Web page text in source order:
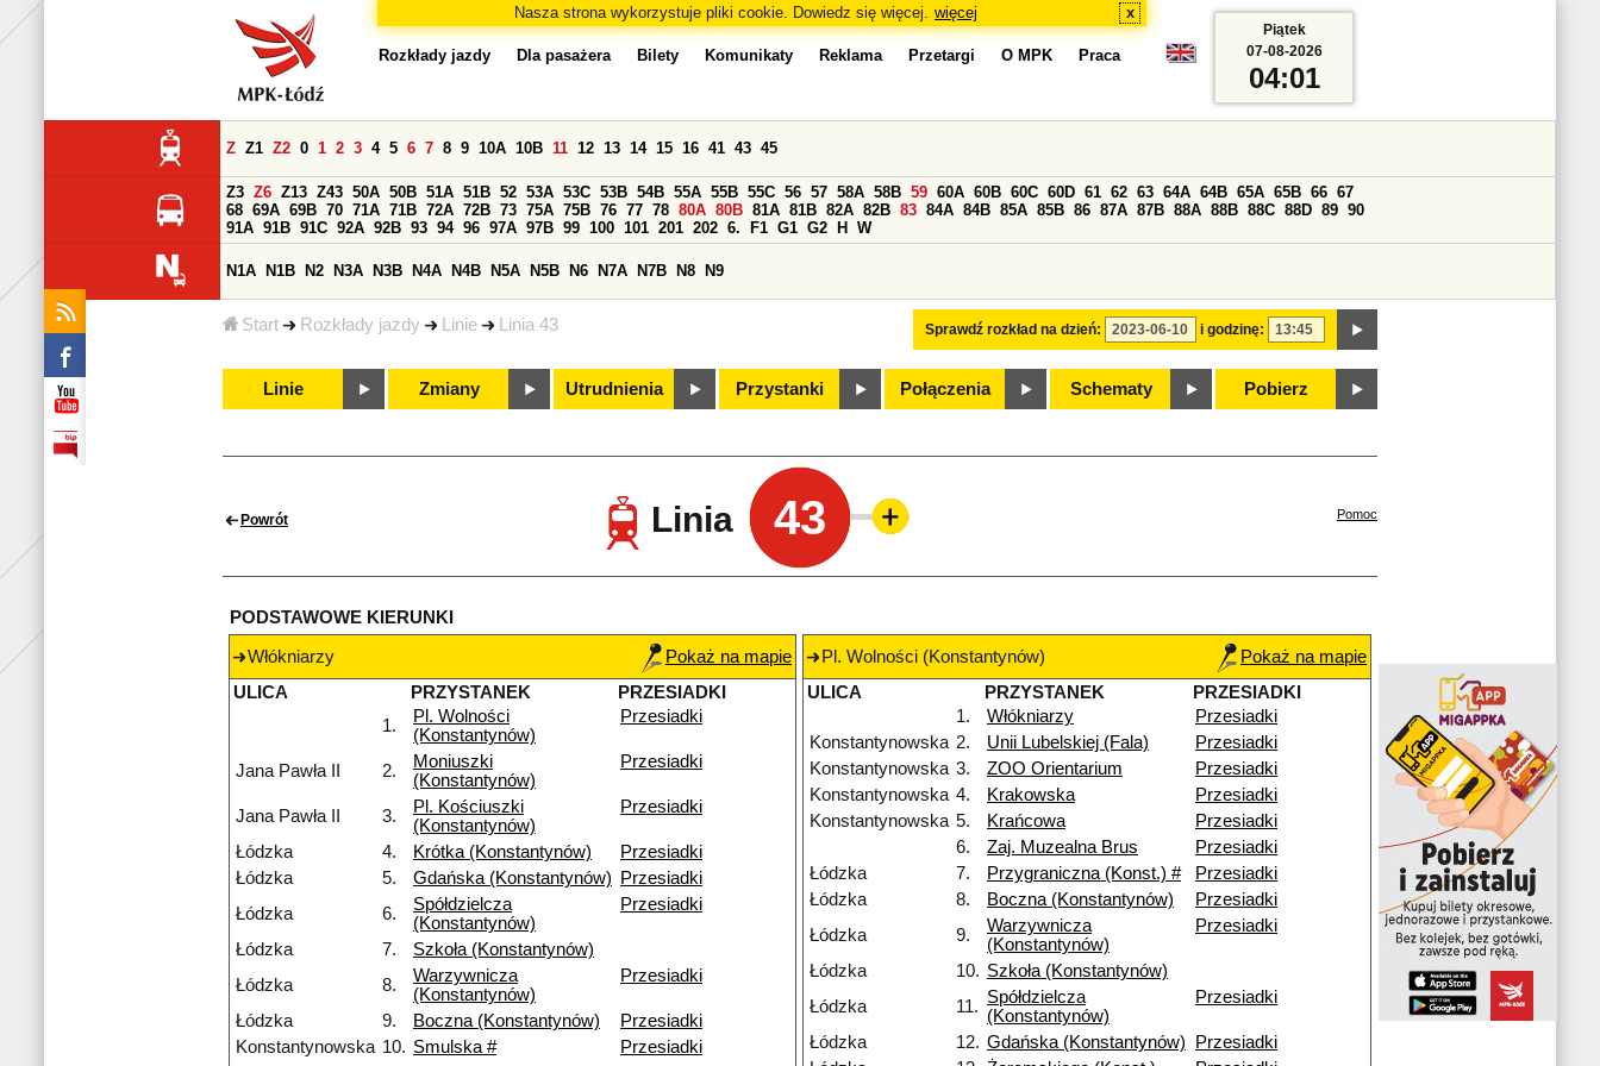
Nasza strona wykorzystuje pliki cookie. Dowiedz się więcej. więcej x
Start Rozkłady jazdy Linie Linia 43
Rozkłady jazdy Dla pasażera Bilety Komunikaty Reklama Przetargi O MPK Praca
Sprawdź rozkład na dzień: i godzinę:
Z Z1 Z2 0 1 2 3 4 5 6 7 8 9 10A 10B 11 12 13 14 15 16 41 43 45
Z3 Z6 Z13 Z43 50A 50B 51A 51B 52 53A 53C 53B 54B 55A 55B 55C 56 57 58A 58B 59 60A 60B 60C 60D 61 62 63 64A 64B 65A 65B 66 67
68 69A 69B 70 71A 71B 72A 72B 73 75A 75B 76 77 78 80A 80B 81A 81B 82A 82B 83 84A 84B 85A 85B 86 87A 87B 88A 88B 88C 88D 89 90
91A 91B 91C 92A 92B 93 94 96 97A 97B 99 100 101 201 202 6. F1 G1 G2 H W
N1A N1B N2 N3A N3B N4A N4B N5A N5B N6 N7A N7B N8 N9
Linie Zmiany Utrudnienia Przystanki Połączenia Schematy Pobierz
Piątek
07-08-2026
04:01
Powrót Linia 43 Pomoc
PODSTAWOWE KIERUNKI
Włókniarzy
Pokaż na mapie
ULICA
PRZYSTANEK
PRZESIADKI
1.
Pl. Wolności
(Konstantynów)
Przesiadki
Jana Pawła II 2.
Moniuszki
(Konstantynów)
Przesiadki
Jana Pawła II 3.
Pl. Kościuszki
(Konstantynów)
Przesiadki
Łódzka 4. Krótka (Konstantynów)
Przesiadki
Łódzka
5. Gdańska (Konstantynów)
Przesiadki
Łódzka
6.
Spółdzielcza
(Konstantynów)
Przesiadki
Łódzka 7.
Szkoła (Konstantynów)
Łódzka
8.
Warzywnicza
(Konstantynów)
Przesiadki
Łódzka 9. Boczna (Konstantynów)
Przesiadki
Konstantynowska 10. Smulska #
Przesiadki
Pl. Wolności (Konstantynów)
Pokaż na mapie
ULICA
PRZYSTANEK
PRZESIADKI
1.
Włókniarzy
Przesiadki
Konstantynowska 2. Unii Lubelskiej (Fala)
Przesiadki
Konstantynowska 3. ZOO Orientarium
Przesiadki
Konstantynowska 4. Krakowska
Przesiadki
Konstantynowska 5. Krańcowa
Przesiadki
6.
Zaj. Muzealna Brus
Przesiadki
Łódzka
7. Przygraniczna (Konst.) #
Przesiadki
Łódzka
8. Boczna (Konstantynów)
Przesiadki
Łódzka
9.
Warzywnicza
(Konstantynów)
Przesiadki
Łódzka 10. Szkoła (Konstantynów)
Łódzka
11. Spółdzielcza
(Konstantynów)
Przesiadki
Łódzka 12. Gdańska (Konstantynów)
Przesiadki